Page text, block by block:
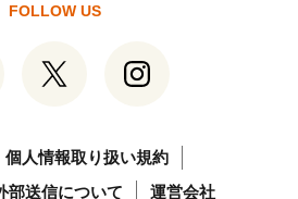
FOLLOW US
個人情報取り扱い規約
部送信について
運営会社